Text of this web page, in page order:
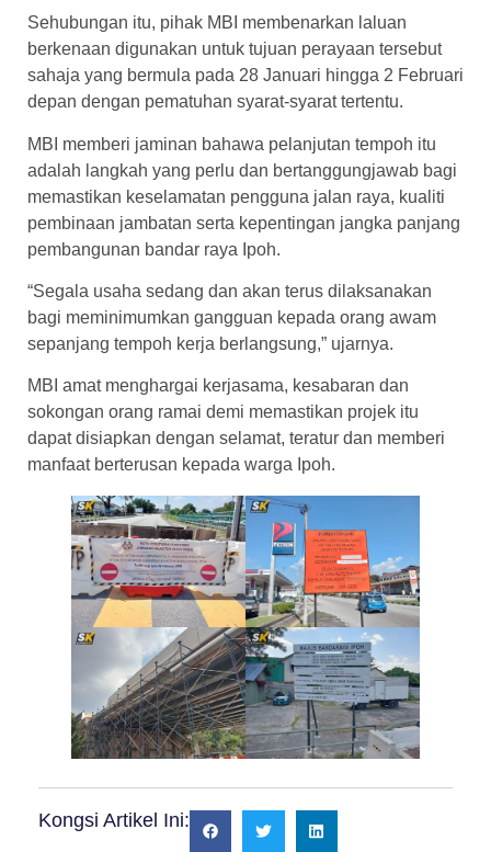
Sehubungan itu, pihak MBI membenarkan laluan
berkenaan digunakan untuk tujuan perayaan tersebut
sahaja yang bermula pada 28 Januari hingga 2 Februari
depan dengan pematuhan syarat-syarat tertentu.
MBI memberi jaminan bahawa pelanjutan tempoh itu
adalah langkah yang perlu dan bertanggungjawab bagi
memastikan keselamatan pengguna jalan raya, kualiti
pembinaan jambatan serta kepentingan jangka panjang
pembangunan bandar raya Ipoh.
“Segala usaha sedang dan akan terus dilaksanakan
bagi meminimumkan gangguan kepada orang awam
sepanjang tempoh kerja berlangsung,” ujarnya.
MBI amat menghargai kerjasama, kesabaran dan
sokongan orang ramai demi memastikan projek itu
dapat disiapkan dengan selamat, teratur dan memberi
manfaat berterusan kepada warga Ipoh.
Kongsi Artikel Ini: